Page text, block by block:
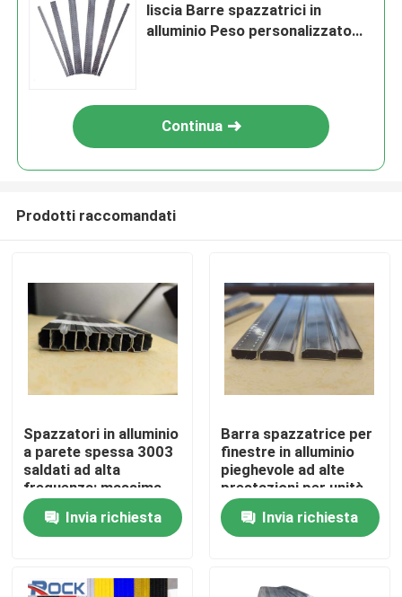
Casa
Prodotti
Video
liscia Barre spazzatrici in
alluminio Peso personalizzato
Continua
Prodotti raccomandati
Spazzatori in alluminio
a parete spessa 3003
saldati ad alta
frequenza: massima
rigidità strutturale e
affidabilità senza
nebbia per le IGU
Invia richiesta
Barra spazzatrice per
finestre in alluminio
pieghevole ad alte
prestazioni per unità
di vetro isolante
Invia richiesta